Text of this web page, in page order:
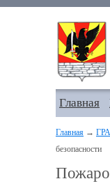
Главная
Главная →
безопасности